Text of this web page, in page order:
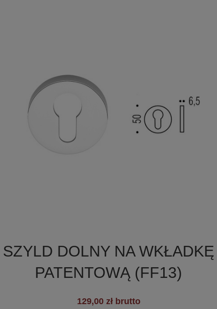

SZYLD DOLNY NA WKŁADKĘ
PATENTOWĄ (FF13)
129,00 zł brutto